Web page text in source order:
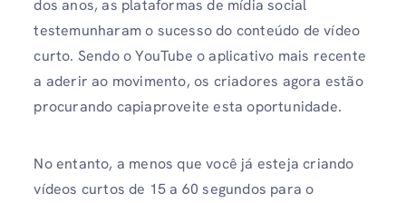
dos anos, as plataformas de mídia social
testemunharam o sucesso do conteúdo de vídeo
curto. Sendo o YouTube o aplicativo mais recente
a aderir ao movimento, os criadores agora estão
procurando capiaproveite esta oportunidade.
No entanto, a menos que você já esteja criando
vídeos curtos de 15 a 60 segundos para o